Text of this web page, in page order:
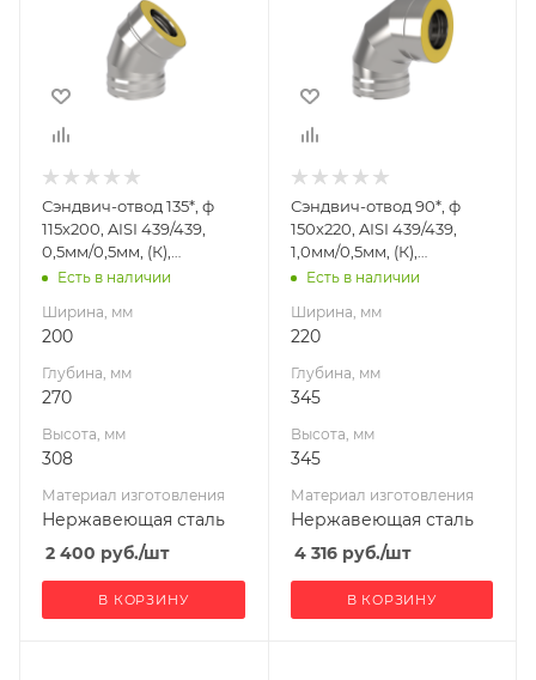
Глубина, мм
Высота, мм
308
Материал
Нержавеющая
сталь
Производитель
УМК
Сэндвич-отвод 135*, ф
115х200, AISI 439/439,
0,5мм/0,5мм, (К),
удл=60мм
Есть в наличии
Ширина, мм
200
Глубина, мм
270
Высота, мм
308
Материал изготовления
Нержавеющая сталь
2 400 руб./шт
В КОРЗИНУ
Глубина, мм
Высота, мм
345
Материал
Нержавеющая
сталь
Производитель
УМК
Сэндвич-отвод 90*, ф
150х220, AISI 439/439,
1,0мм/0,5мм, (К),
удл=60мм
Есть в наличии
Ширина, мм
220
Глубина, мм
345
Высота, мм
345
Материал изготовления
Нержавеющая сталь
4 316руб./шт
В КОРЗИНУ